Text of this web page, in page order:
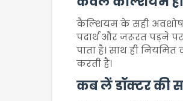
कैल्शियम के सही
पदार्थ और जरूरत पड़ने
पाता है। साथ ही
करती है।
कब लें डॉक्टर की